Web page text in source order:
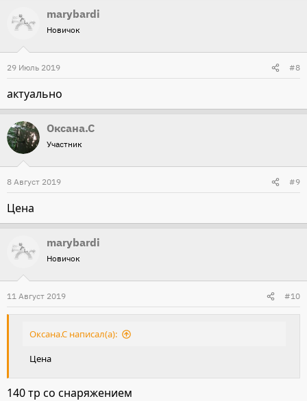
marybardi
Новичок
29 Июль 2019 #8
актуально
Оксана.С
Участник
8 Август 2019 #9
Цена
marybardi
Новичок
11 Август 2019 #10
Оксана.С написал(а):
Цена
140 тр со снаряжением